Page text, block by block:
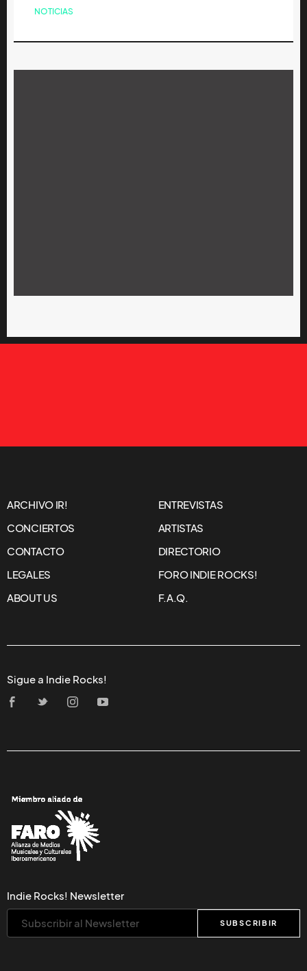
NOTICIAS
ARCHIVO IR!
ENTREVISTAS
CONCIERTOS
ARTISTAS
CONTACTO
DIRECTORIO
LEGALES
FORO INDIE ROCKS!
ABOUT US
F.A.Q.
Sigue a Indie Rocks!
Indie Rocks! Newsletter